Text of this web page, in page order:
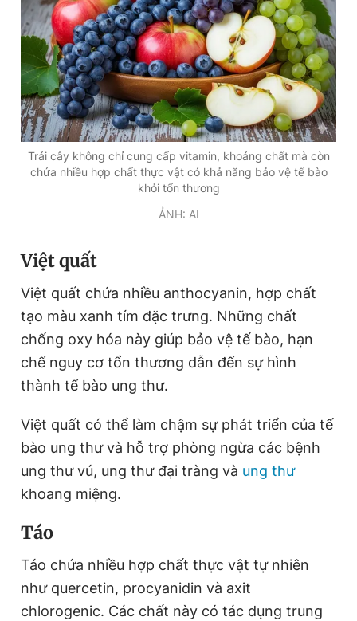
Hotline
0906 645 777
Liên hệ quảng cáo
0908 780 404
Đặt báo Quảng cáo RSS Tòa soạn Chính sách bảo
Tổng biên tập: Nguyễn Ngọc Toàn
Phó tổng biên tập thường trực: Hải Thành
Phó tổng biên tập: Lâm Hiếu Dũng
Phó tổng biên tập: Trần Việt Hưng
Tổng thư ký tòa soạn: Đức Trung
Giấy phép xuất bản số 110/GP - BTTTT cấp ngày 24.3.2020
bản. Phát triển bởi ePi Technologies, JSC.
Trái cây không chỉ cung cấp vitamin, khoáng chất mà còn
chứa nhiều hợp chất thực vật có khả năng bảo vệ tế bào
khỏi tổn thương
ẢNH: AI
Việt quất
Việt quất chứa nhiều anthocyanin, hợp chất
tạo màu xanh tím đặc trưng. Những chất
chống oxy hóa này giúp bảo vệ tế bào, hạn
chế nguy cơ tổn thương dẫn đến sự hình
thành tế bào ung thư.
Việt quất có thể làm chậm sự phát triển của tế
bào ung thư và hỗ trợ phòng ngừa các bệnh
ung thư vú, ung thư đại tràng và ung thư
khoang miệng.
Táo
Táo chứa nhiều hợp chất thực vật tự nhiên
như quercetin, procyanidin và axit
chlorogenic. Các chất này có tác dụng trung